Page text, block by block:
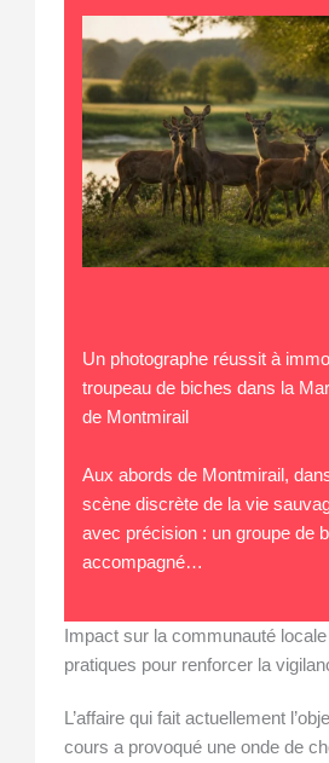
Un photographe réussit à
troupeau de biches dans la
de Montmirail
Aux abords de Montmirail,
scène discrète de la vie
avec précision : un groupe de
accompagné…
Impact sur la communauté
pratiques pour renforcer la
L’affaire qui fait actuellement
cours a provoqué une onde de